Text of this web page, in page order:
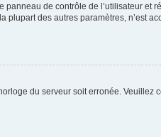
de contrôle de l’utilisateur et
des autres paramètres, n’est
du serveur soit erronée. Veuillez